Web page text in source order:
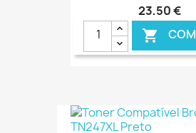
23,50 €
